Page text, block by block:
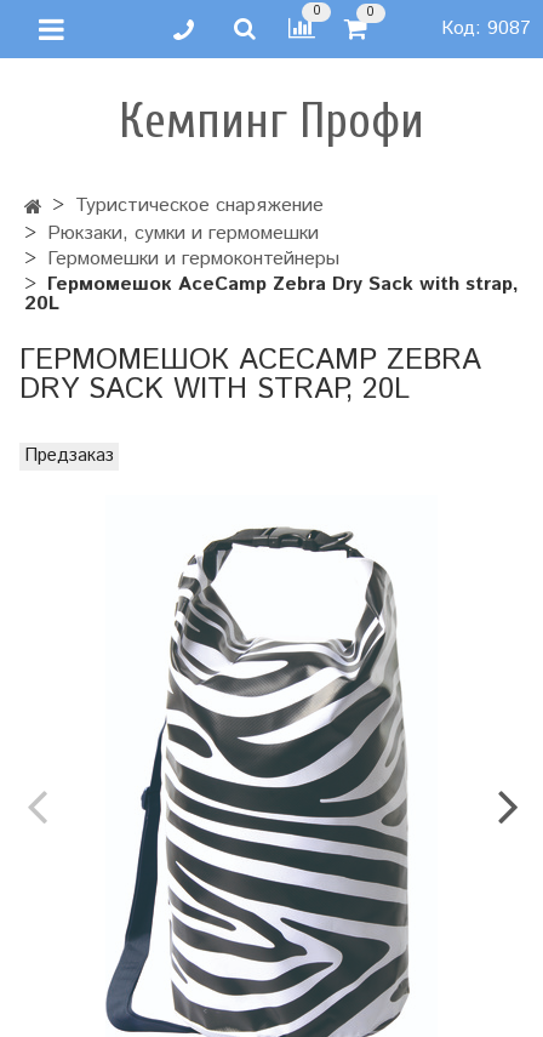
0 0
Код: 9087
Кемпинг Профи
Туристическое снаряжение
Рюкзаки, сумки и гермомешки
Гермомешки и гермоконтейнеры
Гермомешок AceCamp Zebra Dry Sack with strap,
20L
ГЕРМОМЕШОК ACECAMP ZEBRA
DRY SACK WITH STRAP, 20L
Предзаказ